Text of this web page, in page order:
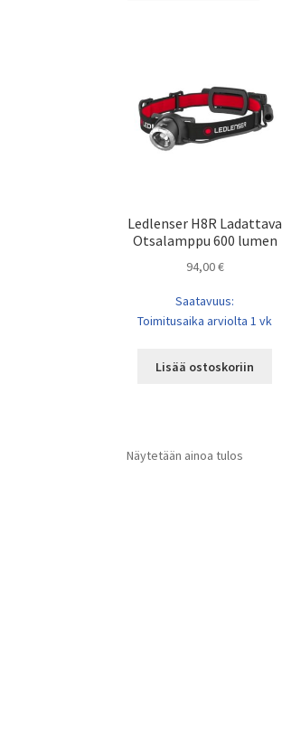
Ledlenser H8R Ladattava
Otsalamppu 600 lumen
94,00€
Saatavuus:
Toimitusaika arviolta 1 vk
Lisää ostoskoriin
Näytetään ainoa tulos